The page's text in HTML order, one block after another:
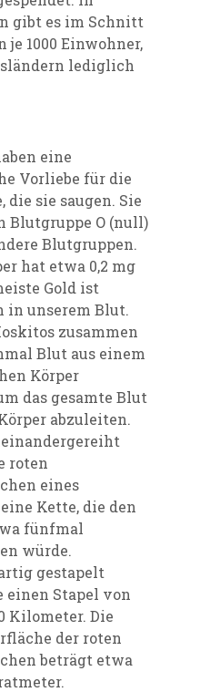
gibt es im Schnitt
je 1000 Einwohner,
lediglich
eine
Vorliebe für die
die sie saugen. Sie
Blutgruppe O (null)
Blutgruppen.
hat etwa 0,2 mg
Gold ist
in unserem Blut.
zusammen
Blut aus einem
Körper
das gesamte Blut
abzuleiten.
roten
eines
Kette, die den
fünfmal
würde.
gestapelt
einen Stapel von
Kilometer. Die
der roten
beträgt etwa